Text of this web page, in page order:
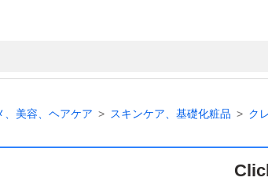
、美容、ヘアケア スキンケア、基礎化粧品 ク